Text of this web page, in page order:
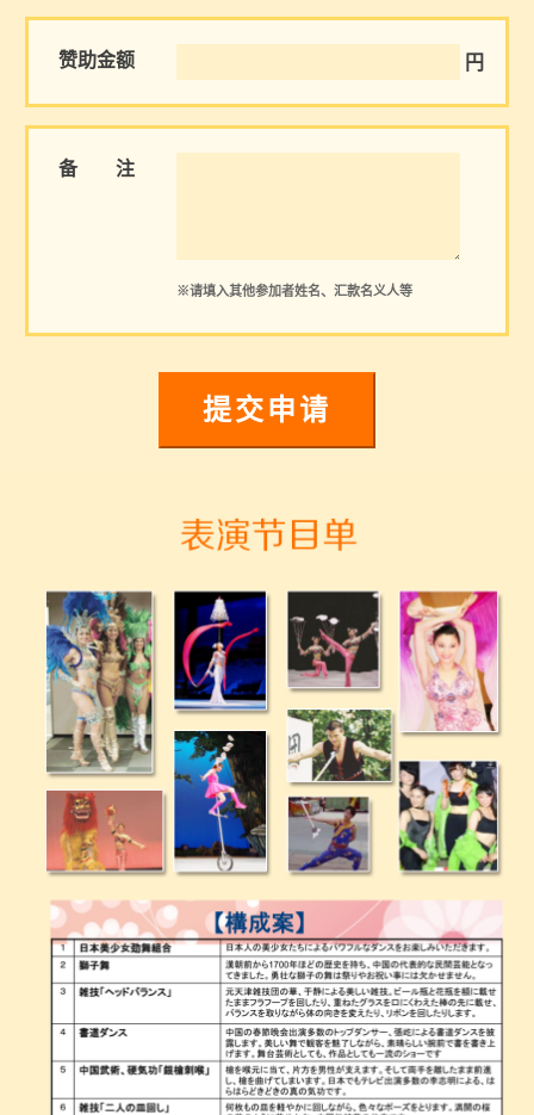
赞助金额 円
备 注
※请填入其他参加者姓名、汇款名义人等